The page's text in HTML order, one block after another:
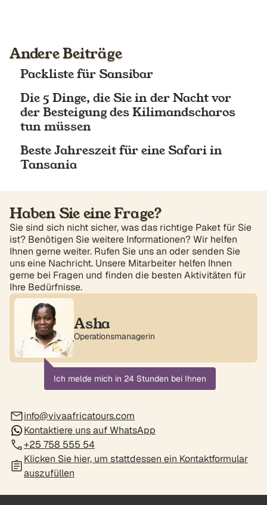
Andere Beiträge
Packliste für Sansibar
Die 5 Dinge, die Sie in der Nacht vor
der Besteigung des Kilimandscharos
tun müssen
Beste Jahreszeit für eine Safari in
Tansania
Haben Sie eine Frage?
Sie sind sich nicht sicher, was das richtige Paket für Sie
ist? Benötigen Sie weitere Informationen? Wir helfen
Ihnen gerne weiter. Rufen Sie uns an oder senden Sie
uns eine Nachricht. Unsere Mitarbeiter helfen Ihnen
gerne bei Fragen und finden die besten Aktivitäten für
Ihre Bedürfnisse.
Asha
Operationsmanagerin
Ich melde mich in 24 Stunden bei Ihnen
info@vivaafricatours.com
Kontaktiere uns auf WhatsApp
+25 758 555 54
Klicken Sie hier, um stattdessen ein Kontaktformular
auszufüllen